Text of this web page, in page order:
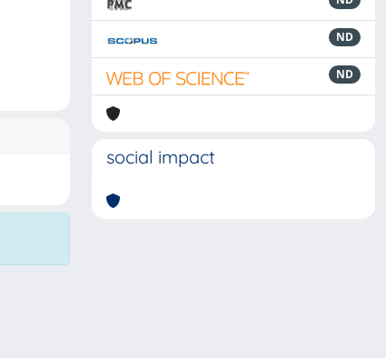
ND
ND
social impact